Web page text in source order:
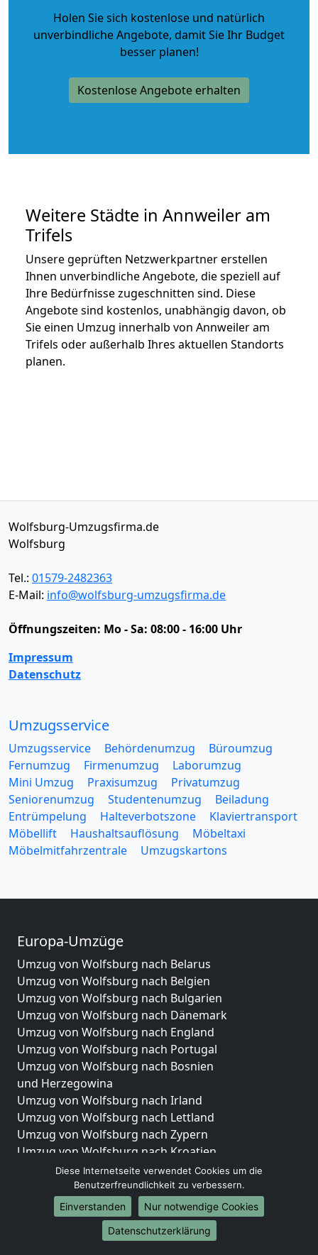
Holen Sie sich kostenlose und natürlich
unverbindliche Angebote, damit Sie Ihr Budget
besser planen!
Kostenlose Angebote erhalten
Weitere Städte in Annweiler am
Trifels
Unsere geprüften Netzwerkpartner erstellen
Ihnen unverbindliche Angebote, die speziell auf
Ihre Bedürfnisse zugeschnitten sind. Diese
Angebote sind kostenlos, unabhängig davon, ob
Sie einen Umzug innerhalb von Annweiler am
Trifels oder außerhalb Ihres aktuellen Standorts
planen.
Wolfsburg-Umzugsfirma.de
Wolfsburg
Tel.: 01579-2482363
E-Mail: info@wolfsburg-umzugsfirma.de
Öffnungszeiten: Mo - Sa: 08:00 - 16:00 Uhr
Impressum
Datenschutz
Umzugsservice
Umzugsservice Behördenumzug
Büroumzug
Fernumzug
Firmenumzug
Laborumzug
Mini Umzug
Praxisumzug
Privatumzug
Seniorenumzug
Studentenumzug
Beiladung
Entrümpelung
Halteverbotszone
Klaviertransport
Möbellift
Haushaltsauflösung
Möbeltaxi
Möbelmitfahrzentrale
Umzugskartons
Europa-Umzüge
Umzug von Wolfsburg nach Belarus
Umzug von Wolfsburg nach Belgien
Umzug von Wolfsburg nach Bulgarien
Umzug von Wolfsburg nach Dänemark
Umzug von Wolfsburg nach England
Umzug von Wolfsburg nach Portugal
Umzug von Wolfsburg nach Bosnien
und Herzegowina
Umzug von Wolfsburg nach Irland
Umzug von Wolfsburg nach Lettland
Umzug von Wolfsburg nach Zypern
Umzug von Wolfsburg nach Kroatien
Umzug von Wolfsburg nach Estland
Umzug von Wolfsburg nach Finnland
Umzug von Wolfsburg nach Frankreich
Umzug von Wolfsburg nach Griechenland
Umzug von Wolfsburg nach Italien
Diese Internetseite verwendet Cookies um die
Benutzerfreundlichkeit zu verbessern.
Einverstanden
Nur notwendige Cookies
Datenschutzerklärung